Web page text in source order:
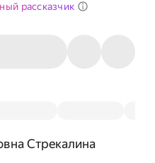
рассказчик
Стрекалина